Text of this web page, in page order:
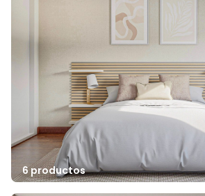
6 productos